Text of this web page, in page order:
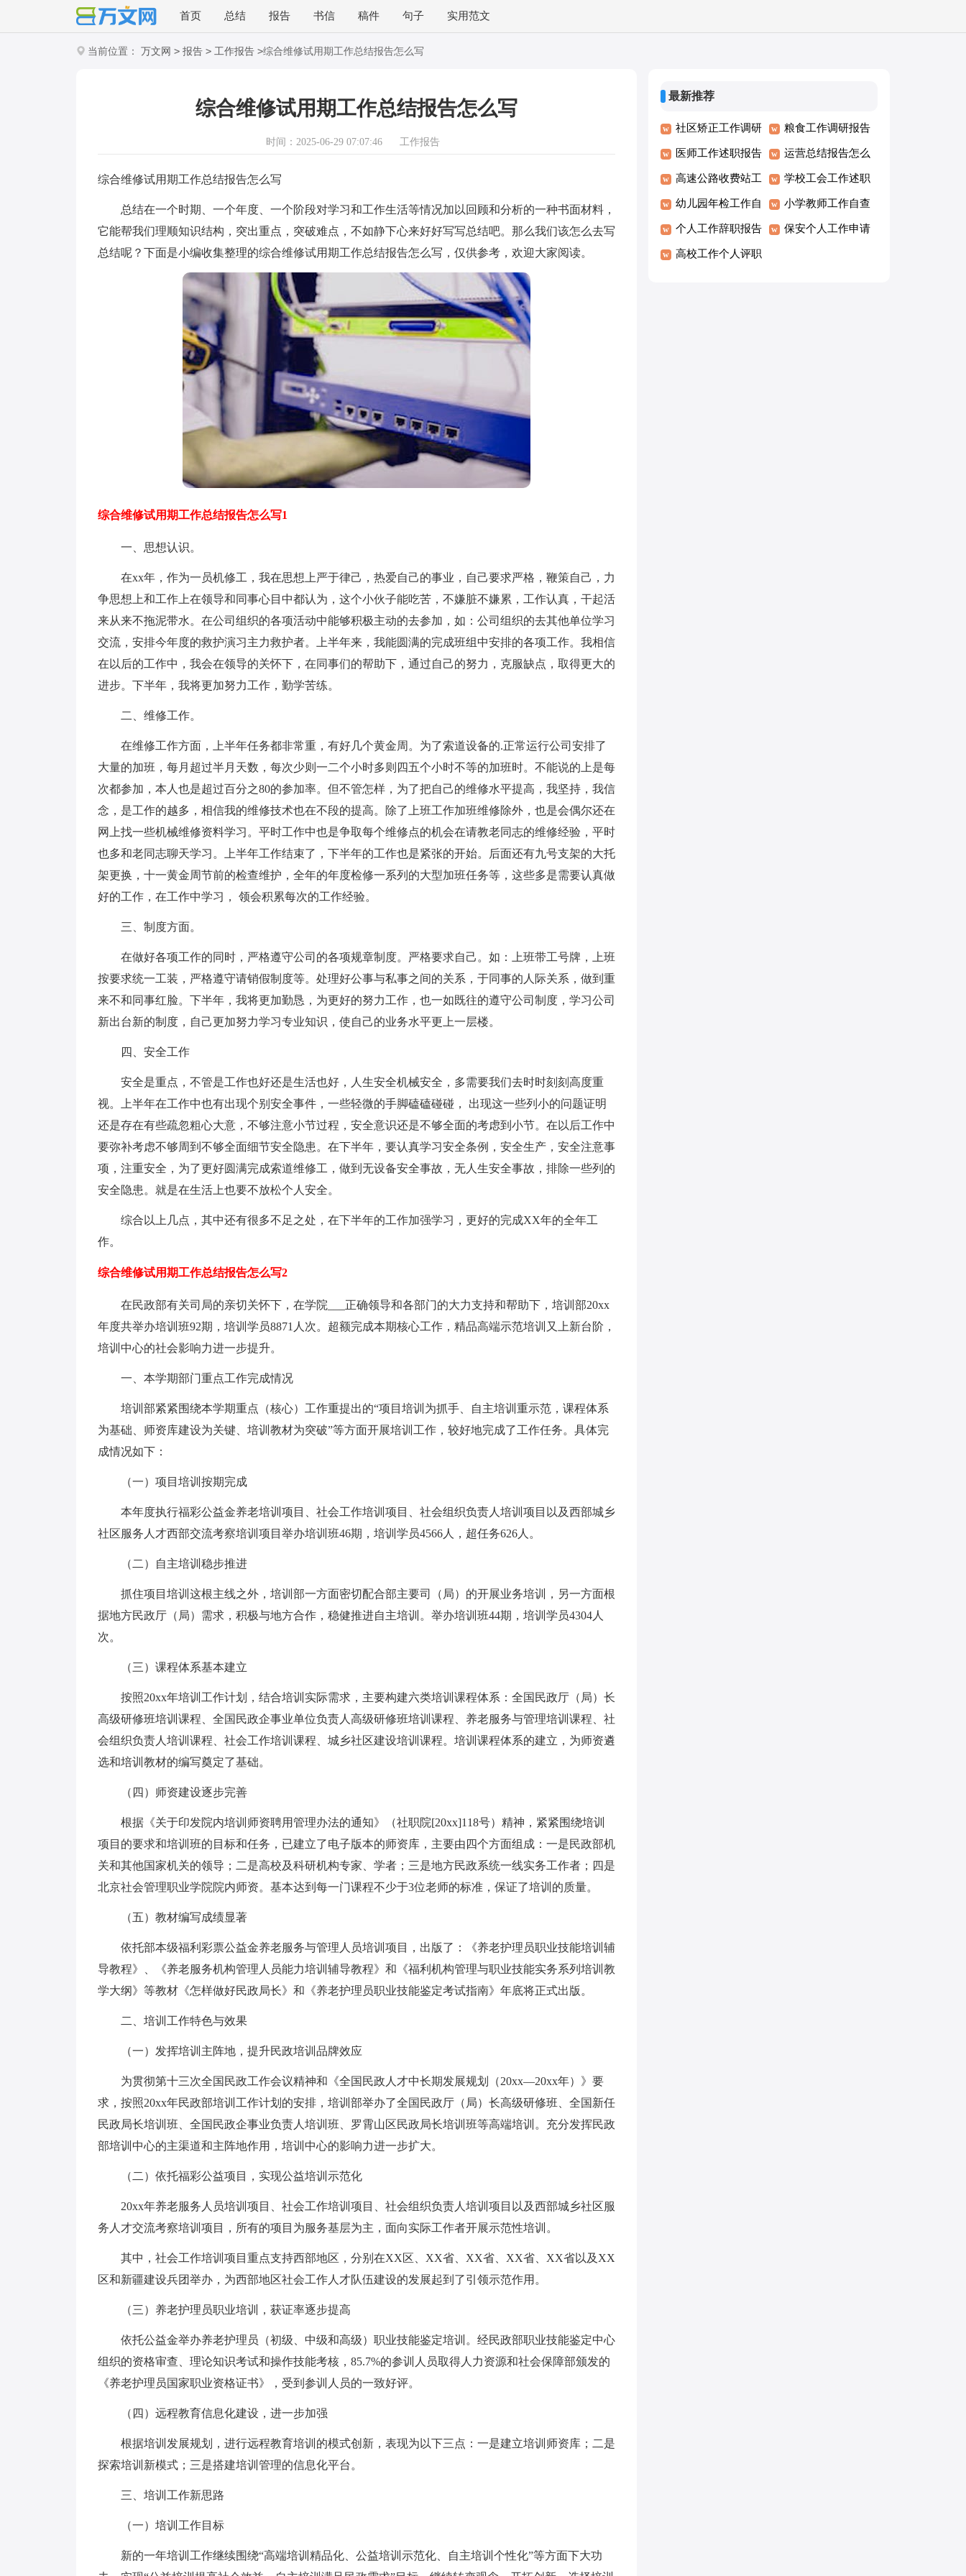
首页 总结 报告 书信 稿件 句子 实用范文
当前位置： 万文网 > 报告 > 工作报告 >综合维修试用期工作总结报告怎么写
综合维修试用期工作总结报告怎么写
时间：2025-06-29 07:07:46 工作报告
综合维修试用期工作总结报告怎么写
总结在一个时期、一个年度、一个阶段对学习和工作生活等情况加以回顾和分析的一种书面材料，
它能帮我们理顺知识结构，突出重点，突破难点，不如静下心来好好写写总结吧。那么我们该怎么去写
总结呢？下面是小编收集整理的综合维修试用期工作总结报告怎么写，仅供参考，欢迎大家阅读。
综合维修试用期工作总结报告怎么写1
一、思想认识。
在xx年，作为一员机修工，我在思想上严于律己，热爱自己的事业，自己要求严格，鞭策自己，力
争思想上和工作上在领导和同事心目中都认为，这个小伙子能吃苦，不嫌脏不嫌累，工作认真，干起活
来从来不拖泥带水。在公司组织的各项活动中能够积极主动的去参加，如：公司组织的去其他单位学习
交流，安排今年度的救护演习主力救护者。上半年来，我能圆满的完成班组中安排的各项工作。我相信
在以后的工作中，我会在领导的关怀下，在同事们的帮助下，通过自己的努力，克服缺点，取得更大的
进步。下半年，我将更加努力工作，勤学苦练。
二、维修工作。
在维修工作方面，上半年任务都非常重，有好几个黄金周。为了索道设备的.正常运行公司安排了
大量的加班，每月超过半月天数，每次少则一二个小时多则四五个小时不等的加班时。不能说的上是每
次都参加，本人也是超过百分之80的参加率。但不管怎样，为了把自己的维修水平提高，我坚持，我信
念，是工作的越多，相信我的维修技术也在不段的提高。除了上班工作加班维修除外，也是会偶尔还在
网上找一些机械维修资料学习。平时工作中也是争取每个维修点的机会在请教老同志的维修经验，平时
也多和老同志聊天学习。上半年工作结束了，下半年的工作也是紧张的开始。后面还有九号支架的大托
架更换，十一黄金周节前的检查维护，全年的年度检修一系列的大型加班任务等，这些多是需要认真做
好的工作，在工作中学习， 领会积累每次的工作经验。
三、制度方面。
在做好各项工作的同时，严格遵守公司的各项规章制度。严格要求自己。如：上班带工号牌，上班
按要求统一工装，严格遵守请销假制度等。处理好公事与私事之间的关系，于同事的人际关系，做到重
来不和同事红脸。下半年，我将更加勤恳，为更好的努力工作，也一如既往的遵守公司制度，学习公司
新出台新的制度，自己更加努力学习专业知识，使自己的业务水平更上一层楼。
四、安全工作
安全是重点，不管是工作也好还是生活也好，人生安全机械安全，多需要我们去时时刻刻高度重
视。上半年在工作中也有出现个别安全事件，一些轻微的手脚磕磕碰碰， 出现这一些列小的问题证明
还是存在有些疏忽粗心大意，不够注意小节过程，安全意识还是不够全面的考虑到小节。在以后工作中
要弥补考虑不够周到不够全面细节安全隐患。在下半年，要认真学习安全条例，安全生产，安全注意事
项，注重安全，为了更好圆满完成索道维修工，做到无设备安全事故，无人生安全事故，排除一些列的
安全隐患。就是在生活上也要不放松个人安全。
综合以上几点，其中还有很多不足之处，在下半年的工作加强学习，更好的完成XX年的全年工
作。
综合维修试用期工作总结报告怎么写2
在民政部有关司局的亲切关怀下，在学院___正确领导和各部门的大力支持和帮助下，培训部20xx
年度共举办培训班92期，培训学员8871人次。超额完成本期核心工作，精品高端示范培训又上新台阶，
培训中心的社会影响力进一步提升。
一、本学期部门重点工作完成情况
培训部紧紧围绕本学期重点（核心）工作重提出的“项目培训为抓手、自主培训重示范，课程体系
为基础、师资库建设为关键、培训教材为突破”等方面开展培训工作，较好地完成了工作任务。具体完
成情况如下：
（一）项目培训按期完成
本年度执行福彩公益金养老培训项目、社会工作培训项目、社会组织负责人培训项目以及西部城乡
社区服务人才西部交流考察培训项目举办培训班46期，培训学员4566人，超任务626人。
（二）自主培训稳步推进
抓住项目培训这根主线之外，培训部一方面密切配合部主要司（局）的开展业务培训，另一方面根
据地方民政厅（局）需求，积极与地方合作，稳健推进自主培训。举办培训班44期，培训学员4304人
次。
（三）课程体系基本建立
按照20xx年培训工作计划，结合培训实际需求，主要构建六类培训课程体系：全国民政厅（局）长
高级研修班培训课程、全国民政企事业单位负责人高级研修班培训课程、养老服务与管理培训课程、社
会组织负责人培训课程、社会工作培训课程、城乡社区建设培训课程。培训课程体系的建立，为师资遴
选和培训教材的编写奠定了基础。
（四）师资建设逐步完善
根据《关于印发院内培训师资聘用管理办法的通知》（社职院[20xx]118号）精神，紧紧围绕培训
项目的要求和培训班的目标和任务，已建立了电子版本的师资库，主要由四个方面组成：一是民政部机
关和其他国家机关的领导；二是高校及科研机构专家、学者；三是地方民政系统一线实务工作者；四是
北京社会管理职业学院院内师资。基本达到每一门课程不少于3位老师的标准，保证了培训的质量。
（五）教材编写成绩显著
依托部本级福利彩票公益金养老服务与管理人员培训项目，出版了：《养老护理员职业技能培训辅
导教程》、《养老服务机构管理人员能力培训辅导教程》和《福利机构管理与职业技能实务系列培训教
学大纲》等教材《怎样做好民政局长》和《养老护理员职业技能鉴定考试指南》年底将正式出版。
二、培训工作特色与效果
（一）发挥培训主阵地，提升民政培训品牌效应
为贯彻第十三次全国民政工作会议精神和《全国民政人才中长期发展规划（20xx—20xx年）》要
求，按照20xx年民政部培训工作计划的安排，培训部举办了全国民政厅（局）长高级研修班、全国新任
民政局长培训班、全国民政企事业负责人培训班、罗霄山区民政局长培训班等高端培训。充分发挥民政
部培训中心的主渠道和主阵地作用，培训中心的影响力进一步扩大。
（二）依托福彩公益项目，实现公益培训示范化
20xx年养老服务人员培训项目、社会工作培训项目、社会组织负责人培训项目以及西部城乡社区服
务人才交流考察培训项目，所有的项目为服务基层为主，面向实际工作者开展示范性培训。
其中，社会工作培训项目重点支持西部地区，分别在XX区、XX省、XX省、XX省、XX省以及XX
区和新疆建设兵团举办，为西部地区社会工作人才队伍建设的发展起到了引领示范作用。
（三）养老护理员职业培训，获证率逐步提高
依托公益金举办养老护理员（初级、中级和高级）职业技能鉴定培训。经民政部职业技能鉴定中心
组织的资格审查、理论知识考试和操作技能考核，85.7%的参训人员取得人力资源和社会保障部颁发的
《养老护理员国家职业资格证书》，受到参训人员的一致好评。
（四）远程教育信息化建设，进一步加强
根据培训发展规划，进行远程教育培训的模式创新，表现为以下三点：一是建立培训师资库；二是
探索培训新模式；三是搭建培训管理的信息化平台。
三、培训工作新思路
（一）培训工作目标
新的一年培训工作继续围绕“高端培训精品化、公益培训示范化、自主培训个性化”等方面下大功
最新推荐
社区矫正工作调研
报告
粮食工作调研报告
医师工作述职报告 运营总结报告怎么
写
高速公路收费站工
作自查报告
学校工会工作述职
报告
幼儿园年检工作自
查报告
小学教师工作自查
报告
个人工作辞职报告 保安个人工作申请
高校工作个人评职